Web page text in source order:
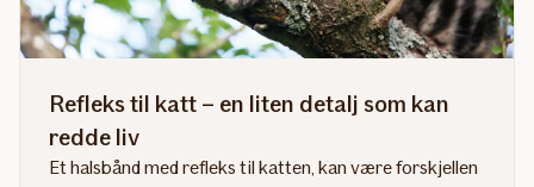
Refleks til katt – en liten detalj som kan
redde liv
Et halsbånd med refleks til katten, kan være forskjellen